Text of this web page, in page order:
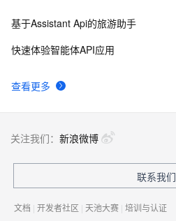
查看更多
基于Assistant Api的旅游助手
快速体验智能体API应用
关注我们： 新浪微博
联系我们
文档 | 开发者社区 | 天池大赛 | 培训与认证